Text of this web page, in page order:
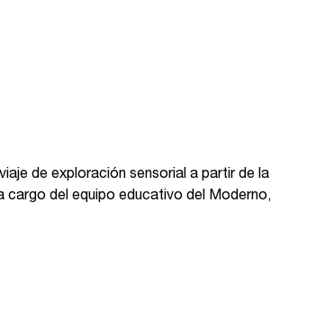
de exploración sensorial a partir de la
cargo del equipo educativo del Moderno,